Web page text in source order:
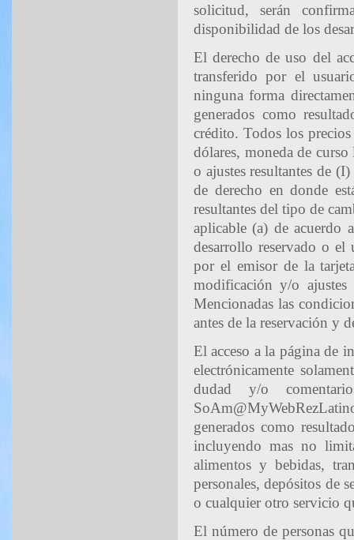
solicitud, serán
disponibilidad de los
El derecho de uso del
transferido por el
ninguna forma
generados como
crédito. Todos los
dólares, moneda de
o ajustes resultantes de
de derecho en donde
resultantes del tipo de
aplicable (a) de acuerdo
desarrollo reservado o
por el emisor de la
modificación y/o
Mencionadas las
antes de la reservación y
El acceso a la página de
electrónicamente
dudad y/o
generados como
incluyendo mas no
alimentos y bebidas,
personales, depósitos de
o cualquier otro servicio
El número de personas